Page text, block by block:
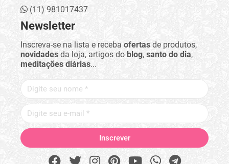
(11) 981017437
Newsletter
Inscreva-se na lista e receba ofertas de produtos,
novidades da loja, artigos do blog, santo do dia,
meditações diárias...